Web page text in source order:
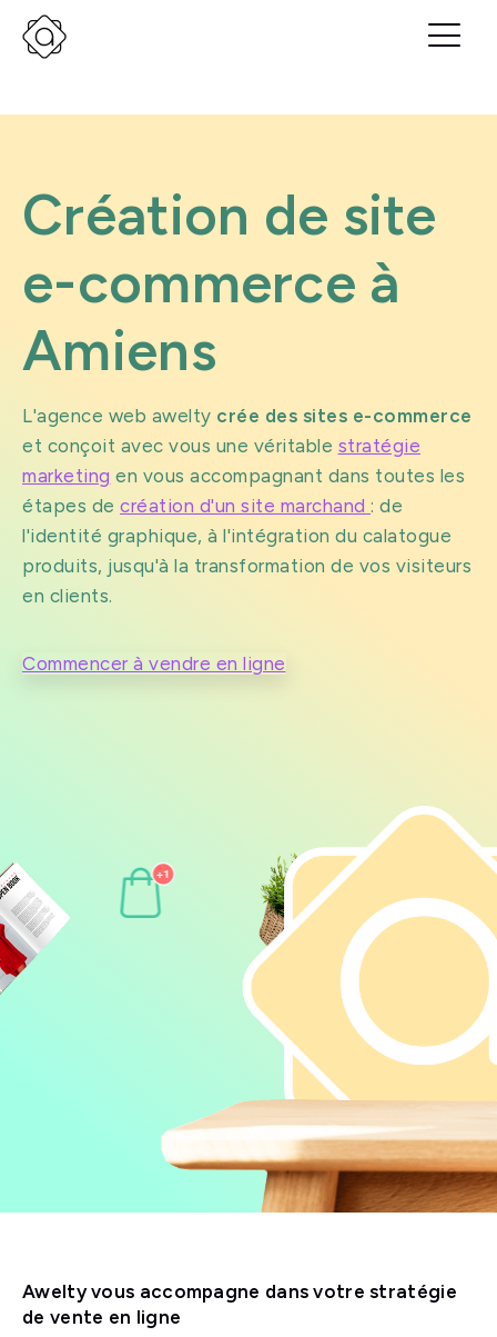
Création de site
e-commerce à
Amiens
L'agence web awelty crée des sites e-commerce
et conçoit avec vous une véritable stratégie
marketing en vous accompagnant dans toutes les
étapes de création d'un site marchand : de
l'identité graphique, à l'intégration du calatogue
produits, jusqu'à la transformation de vos visiteurs
en clients.
Commencer à vendre en ligne
Awelty vous accompagne dans votre stratégie
de vente en ligne